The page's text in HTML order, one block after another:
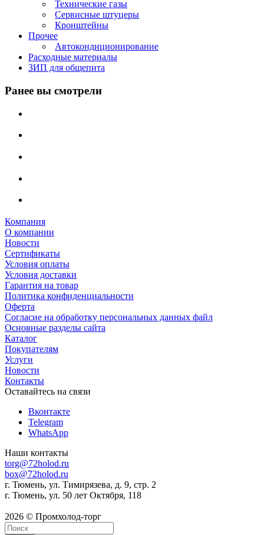
Технические газы
Сервисные штуцеры
Кронштейны
Прочее
Автокондиционирование
Расходные материалы
ЗИП для общепита
Ранее вы смотрели
Компания
О компании
Новости
Сертификаты
Условия оплаты
Условия доставки
Гарантия на товар
Политика конфиденциальности
Оферта
Согласие на обработку персональных данных файл
Основные разделы сайта
Каталог
Покупателям
Услуги
Новости
Контакты
Оставайтесь на связи
Вконтакте
Telegram
WhatsApp
Наши контакты
torg@72holod.ru
box@72holod.ru
г. Тюмень, ул. Тимирязева, д. 9, стр. 2
г. Тюмень, ул. 50 лет Октября, 118
2026 © Промхолод-торг